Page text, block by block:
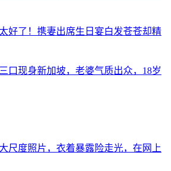
好了！携妻出席生日宴白发苍苍却精
口现身新加坡，老婆气质出众，18岁
尺度照片，衣着暴露险走光，在网上